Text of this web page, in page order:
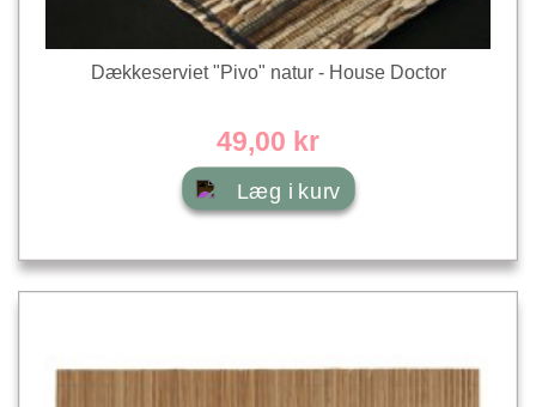
Dækkeserviet "Pivo" natur - House Doctor
49,00 kr
Læg i kurv